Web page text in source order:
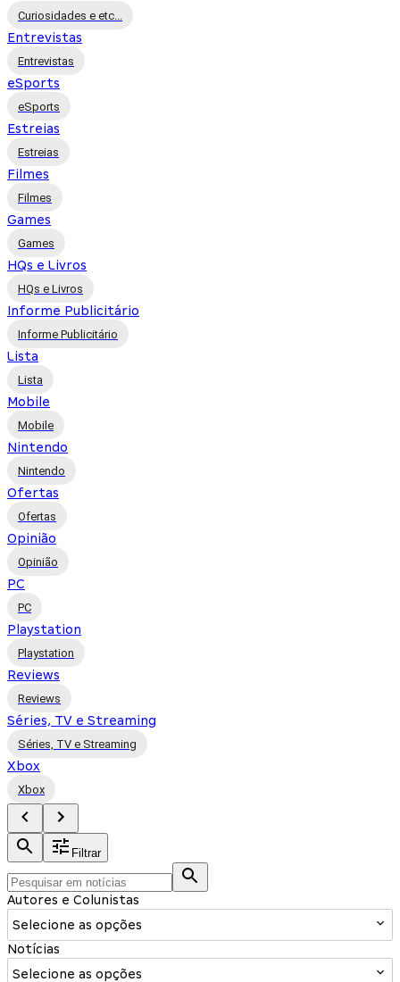
Curiosidades e etc...
Entrevistas
Entrevistas
eSports
eSports
Estreias
Estreias
Filmes
Filmes
Games
Games
HQs e Livros
HQs e Livros
Informe Publicitário
Informe Publicitário
Lista
Lista
Mobile
Mobile
Nintendo
Nintendo
Ofertas
Ofertas
Opinião
Opinião
PC
PC
Playstation
Playstation
Reviews
Reviews
Séries, TV e Streaming
Séries, TV e Streaming
Xbox
Xbox
Filtrar
Autores e Colunistas
Selecione as opções
Notícias
Selecione as opções